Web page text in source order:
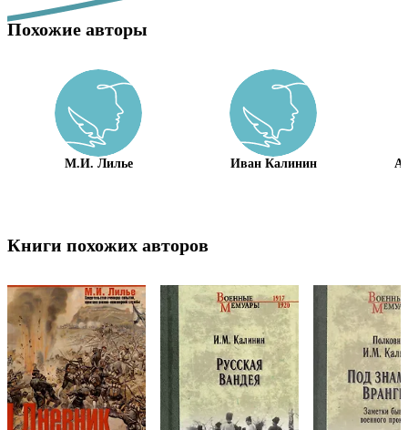
Похожие авторы
М.И. Лилье Иван Калинин
Книги похожих авторов